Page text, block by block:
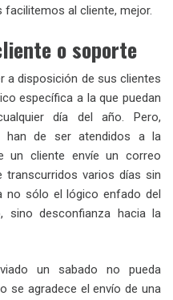
al cliente, mejor.
o soporte
a disposición de sus clientes
específica a la que puedan
día del año. Pero,
han de ser atendidos a la
un cliente envíe un correo
transcurridos varios días sin
no sólo el lógico enfado del
sino desconfianza hacia la
un sabado no pueda
se agradece el envío de una